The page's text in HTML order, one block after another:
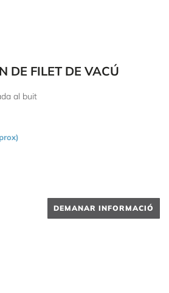
DE FILET DE VACÚ
al buit
DEMANAR INFORMACIÓ